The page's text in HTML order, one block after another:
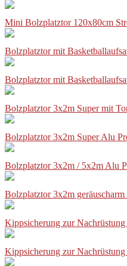
Mini Bolzplatztor 120x80cm
Bolzplatztor mit
Bolzplatztor mit
Bolzplatztor 3x2m Super mit
Bolzplatztor 3x2m Super Alu
Bolzplatztor 3x2m / 5x2m Alu
Bolzplatztor 3x2m
Kippsicherung zur
Kippsicherung zur